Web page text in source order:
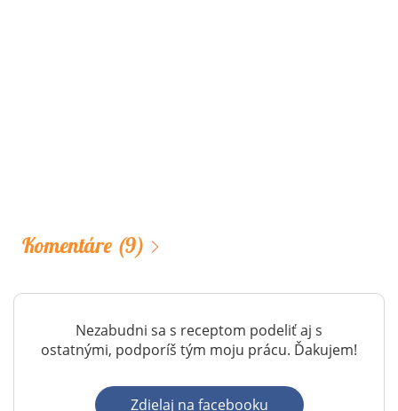
Komentáre (9)
Nezabudni sa s receptom podeliť aj s
ostatnými, podporíš tým moju prácu. Ďakujem!
Zdielaj na facebooku